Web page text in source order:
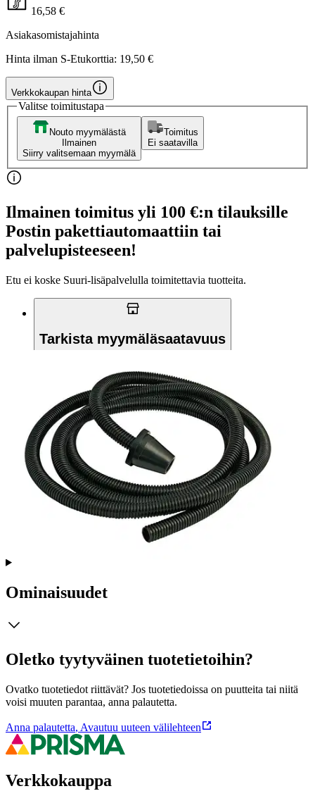
16,58 €
Asiakasomistajahinta
Hinta ilman S-Etukorttia: 19,50 €
Verkkokaupan hinta
Valitse toimitustapa
Nouto myymälästä
Ilmainen
Siirry valitsemaan myymälä
Toimitus
Ei saatavilla
Ilmainen toimitus yli 100 €:n tilauksille
Postin pakettiautomaattiin tai
palvelupisteeseen!
Etu ei koske Suuri‑lisäpalvelulla toimitettavia tuotteita.
Tarkista myymäläsaatavuus
Tuotekuvaus
Mirka pölynpoistoletku on suunniteltu tehokkaaseen pölynpoistoon,
tarjoamalla optimaalisen yhteensopivuuden käsihiomatukien kanssa.
Kartioadapterin ansiosta se sopii monenkokoisiin imuriputkiin, joten
voit nauttia pölyttömästä työympäristöstä vaivattomasti. Mitat 20
Ominaisuudet
Oletko tyytyväinen tuotetietoihin?
Ovatko tuotetiedot riittävät? Jos tuotetiedoissa on puutteita tai niitä
voisi muuten parantaa, anna palautetta.
Anna palautetta, Avautuu uuteen välilehteen
Verkkokauppa